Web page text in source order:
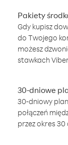
Pakiety
Gdy kupisz
do Twojego
możesz
stawkach
30-dniowe
30-dniowy
połączeń
przez okres